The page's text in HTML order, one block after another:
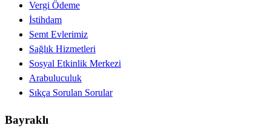
Vergi Ödeme
İstihdam
Semt Evlerimiz
Sağlık Hizmetleri
Sosyal Etkinlik Merkezi
Arabuluculuk
Sıkça Sorulan Sorular
Bayraklı